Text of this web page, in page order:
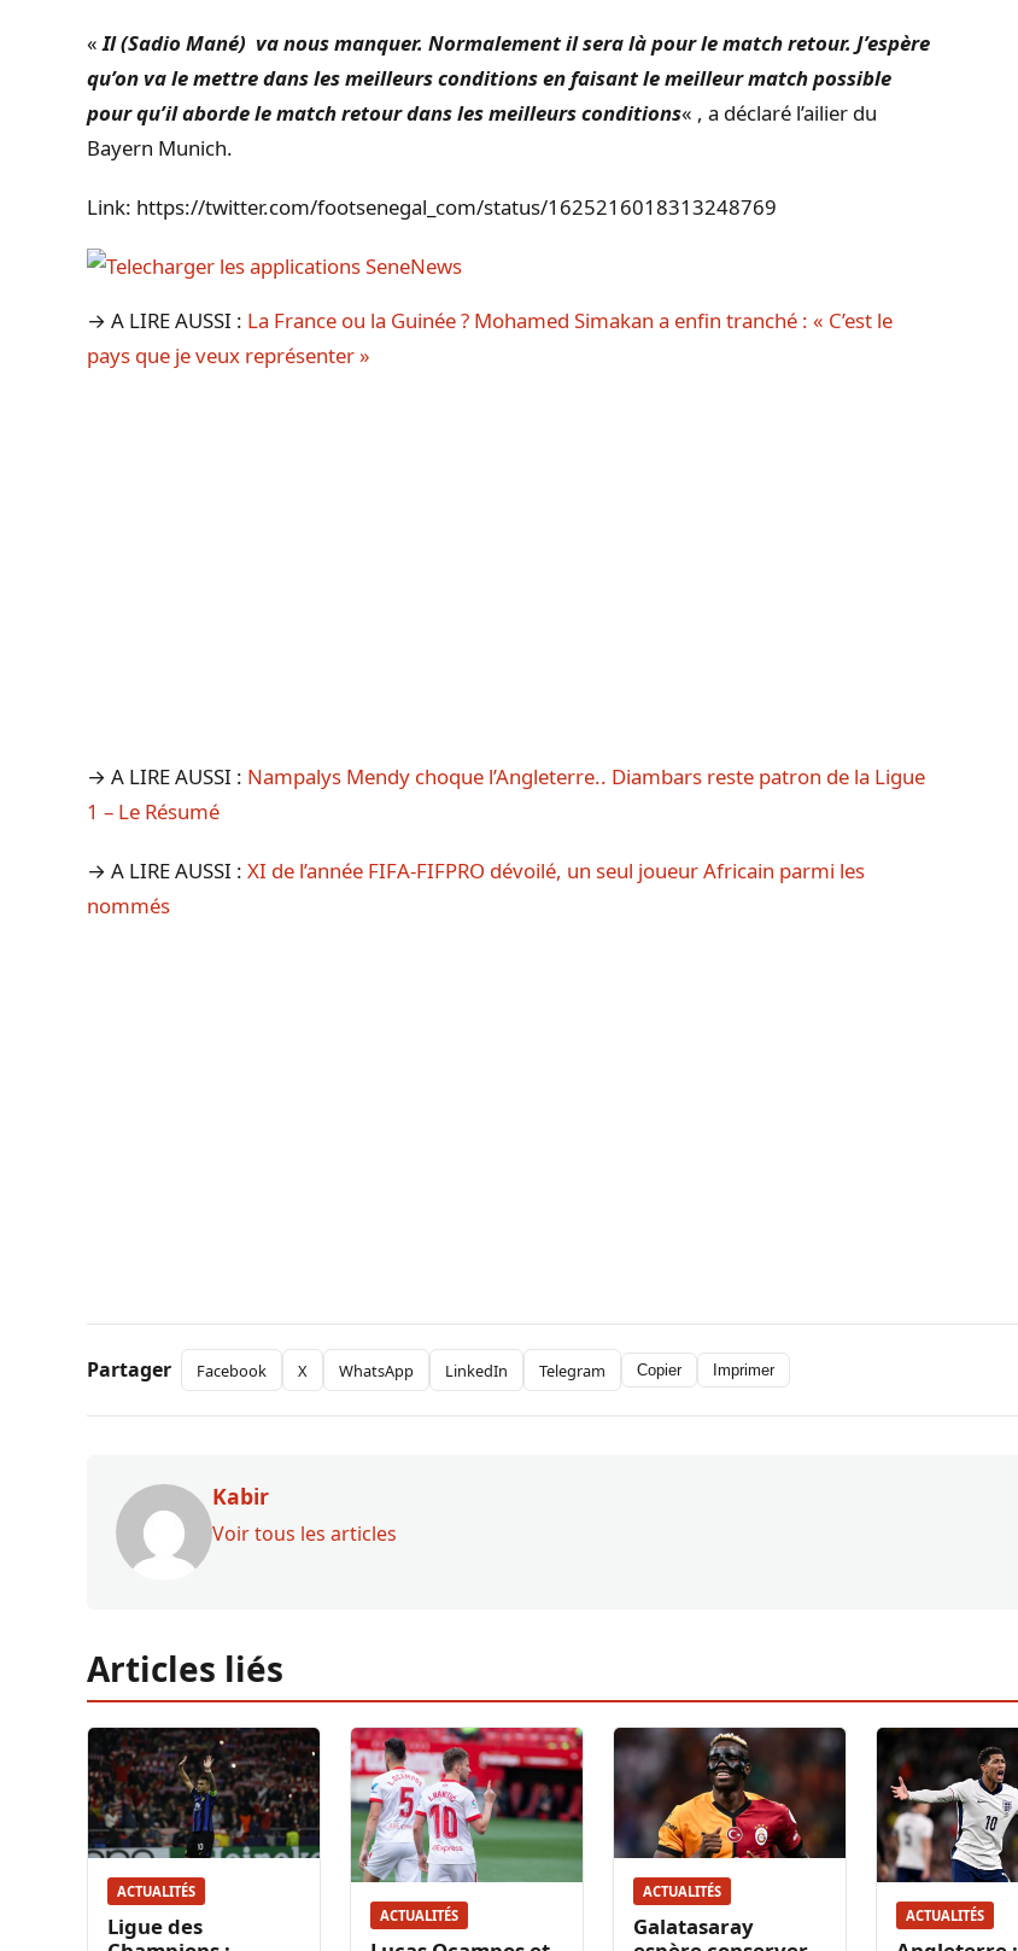
«Il (Sadio Mané) va nous manquer. Normalement il sera là pour le match retour. J’espère
qu’on va le mettre dans les meilleurs conditions en faisant le meilleur match possible
pour qu’il aborde le match retour dans les meilleurs conditions« , a déclaré l’ailier du
Bayern Munich.
Link: https://twitter.com/footsenegal_com/status/1625216018313248769
→ A LIRE AUSSI : La France ou la Guinée ? Mohamed Simakan a enfin tranché : « C’est le
pays que je veux représenter »
→ A LIRE AUSSI : Nampalys Mendy choque l’Angleterre.. Diambars reste patron de la Ligue
1 – Le Résumé
→ A LIRE AUSSI : XI de l’année FIFA-FIFPRO dévoilé, un seul joueur Africain parmi les
nommés
Partager Facebook X WhatsApp LinkedIn Telegram Copier Imprimer
Kabir
Voir tous les articles
Articles liés
ACTUALITÉS
Ligue des
ACTUALITÉS
ACTUALITÉS
Galatasaray
ACTUALITÉS